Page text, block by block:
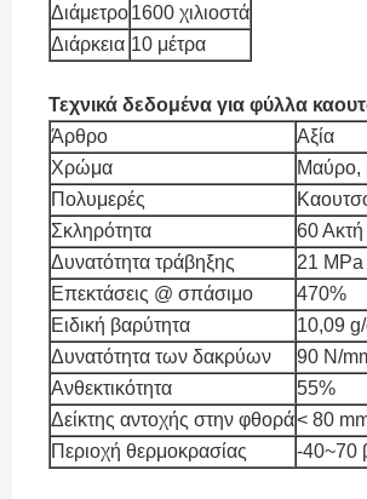
Διάμετρο1600 χιλιοστά
Διάρκεια 10 μέτρα
Τεχνικά δεδομένα για φύλλα
Άρθρο
Αξία
Χρώμα
Μαύρο,
Πολυμερές
Σκληρότητα
60 Ακτή
Δυνατότητα τράβηξης
21 MPa
Επεκτάσεις @ σπάσιμο
470%
Ειδική βαρύτητα
10,09
Δυνατότητα των δακρύων
90 N/
Ανθεκτικότητα
55%
Δείκτης αντοχής στην φθορά< 80
Περιοχή θερμοκρασίας
-40~70